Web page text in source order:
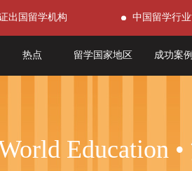
出国留学机构 中国留学行
热点 留学国家地区 成功案例
Education